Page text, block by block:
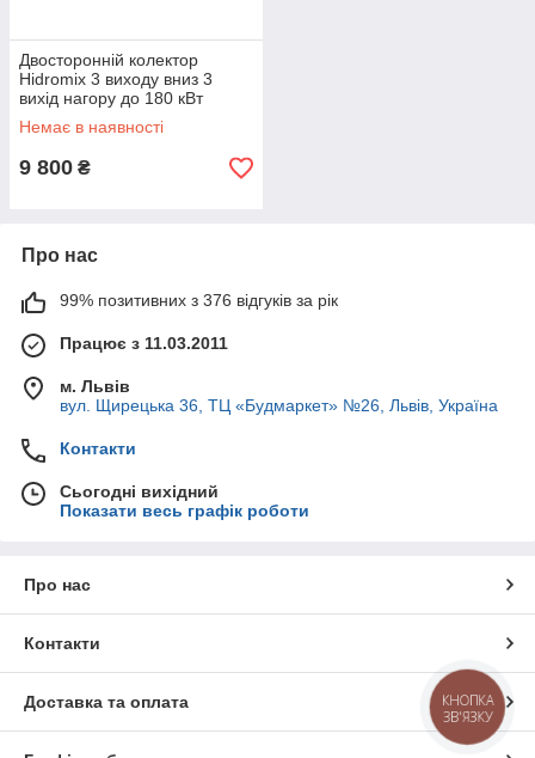
Двосторонній колектор
Hidromix 3 виходу вниз 3
вихід нагору до 180 кВт
Немає в наявності
9 800 ₴
Про нас
99% позитивних з 376 відгуків за рік
Працює з 11.03.2011
м. Львів
вул. Щирецька 36, ТЦ «Будмаркет» №26, Львів, Україна
Контакти
Сьогодні вихідний
Показати весь графік роботи
Про нас
Контакти
Доставка та оплата
КНОПКА
ЗВ'ЯЗКУ